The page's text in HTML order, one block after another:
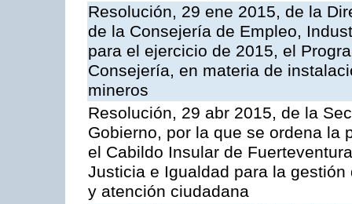
Resolución, 29 ene 2015, de la
de la Consejería de Empleo,
para el ejercicio de 2015, el
Consejería, en materia de
mineros
Resolución, 29 abr 2015, de la
Gobierno, por la que se ordena la
el Cabildo Insular de
Justicia e Igualdad para la
y atención ciudadana